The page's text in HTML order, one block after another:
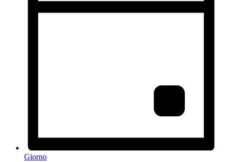
Giorno